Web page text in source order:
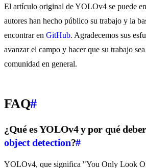
El artículo original de YOLOv4 se puede
autores han hecho público su trabajo y la
encontrar en GitHub. Agradecemos sus
avanzar el campo y hacer que su trabajo
comunidad en general.
FAQ#
¿Qué es YOLOv4 y por qué
object detection?#
YOLOv4, que significa "You Only Look